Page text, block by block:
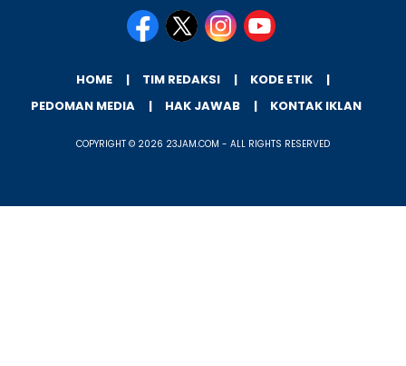
HOME TIM REDAKSI
KODE ETIK
PEDOMAN MEDIA
HAK JAWAB KONTAK IKLAN
COPYRIGHT © 2026 23JAM.COM - ALL RIGHTS RESERVED